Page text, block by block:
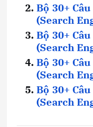
Bộ 30+
(Search
Bộ 30+
(Search
Bộ 30+
(Search
Bộ 30+
(Search